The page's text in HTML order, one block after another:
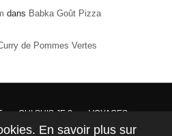
dans Babka Goût Pizza
de Pommes Vertes
QUI SUIS JE ? VOYAGES
à la loi, les textes, recettes et photos sont la
En savoir plus sur